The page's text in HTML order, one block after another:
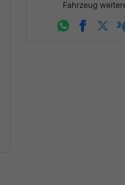
Fahrzeug
WhatsappFacebook